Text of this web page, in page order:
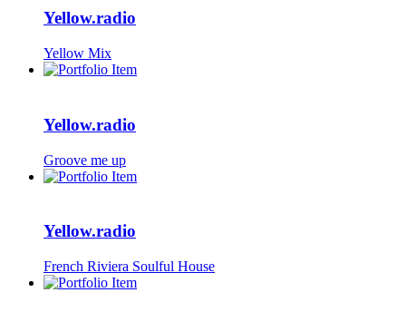
Yellow.radio
Yellow Mix
Yellow.radio
Groove me up
Yellow.radio
French Riviera Soulful House